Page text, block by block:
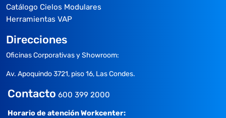
Catálogo Cielos Modulares
Herramientas VAP
Direcciones
Oficinas Corporativas y Showroom:
Av. Apoquindo 3721, piso 16, Las Condes.
Contacto 600 399 2000
Horario de atención Workcenter: